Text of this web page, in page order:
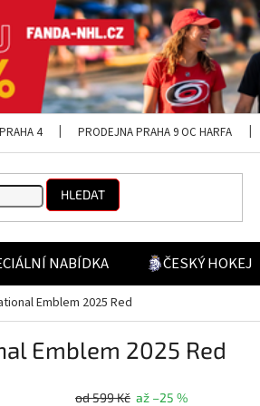
4 PRODEJNA PRAHA 9 OC HARFA
HLEDAT
NABÍDKA ČESKÝ HOKEJ
Emblem 2025 Red
Emblem 2025 Red
od 599 Kč až –25 %